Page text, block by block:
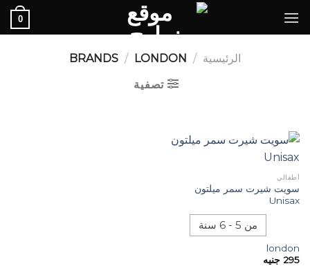
0
الرئيسية /
/ LONDON
تصفية
أطفالي
سويت شيرت سمر ميلتون
Unisax
من 5 - 6 سنة
london
295 جنيه